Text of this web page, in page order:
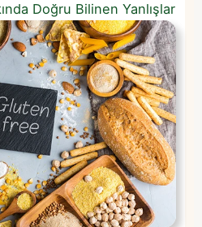
Doğru Bilinen Yanlışlar